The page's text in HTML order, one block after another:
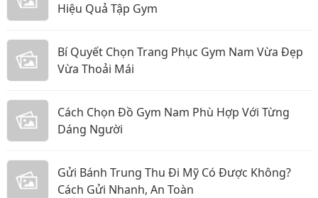
Hiệu Quả Tập Gym
Bí Quyết Chọn Trang Phục Gym Nam Vừa Đẹp
Vừa Thoải Mái
Cách Chọn Đồ Gym Nam Phù Hợp Với Từng
Dáng Người
Gửi Bánh Trung Thu Đi Mỹ Có Được Không?
Cách Gửi Nhanh, An Toàn